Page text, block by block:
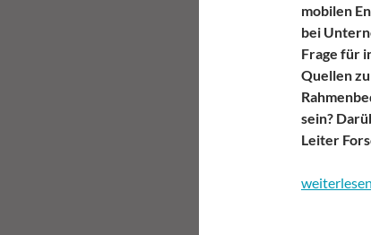
mobilen
bei
Frage für
Quellen
sein?
Leiter
Smarte
weiterlesen